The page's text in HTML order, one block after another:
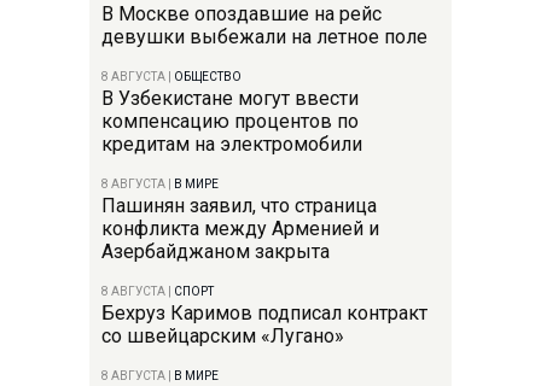
В Москве опоздавшие на рейс
девушки выбежали на летное поле
8 АВГУСТА ОБЩЕСТВО
В Узбекистане могут ввести
компенсацию процентов по
кредитам на электромобили
8 АВГУСТА В МИРЕ
Пашинян заявил, что страница
конфликта между Арменией и
Азербайджаном закрыта
8 АВГУСТА СПОРТ
Бехруз Каримов подписал контракт
со швейцарским «Лугано»
8 АВГУСТА В МИРЕ